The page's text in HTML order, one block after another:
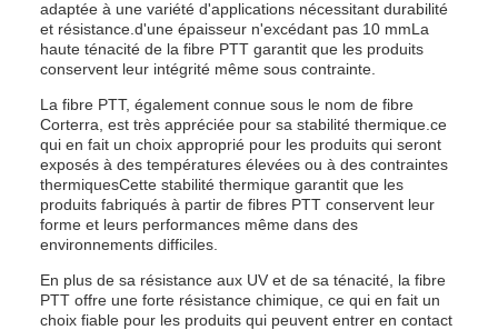
adaptée à une variété d'applications nécessitant durabilité
et résistance.d'une épaisseur n'excédant pas 10 mmLa
haute ténacité de la fibre PTT garantit que les produits
conservent leur intégrité même sous contrainte.
La fibre PTT, également connue sous le nom de fibre
Corterra, est très appréciée pour sa stabilité thermique.ce
qui en fait un choix approprié pour les produits qui seront
exposés à des températures élevées ou à des contraintes
thermiquesCette stabilité thermique garantit que les
produits fabriqués à partir de fibres PTT conservent leur
forme et leurs performances même dans des
environnements difficiles.
En plus de sa résistance aux UV et de sa ténacité, la fibre
PTT offre une forte résistance chimique, ce qui en fait un
choix fiable pour les produits qui peuvent entrer en contact